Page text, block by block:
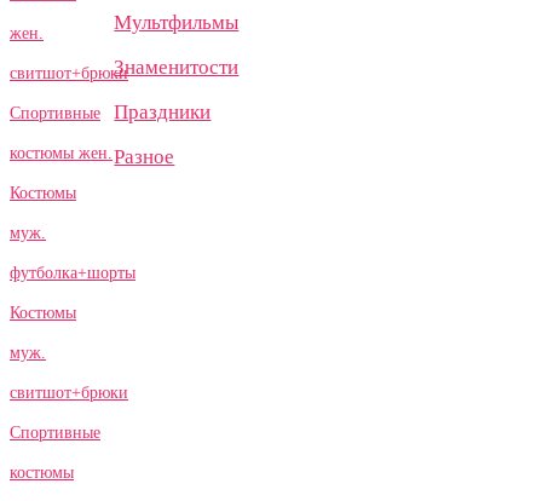
жен.
свитшот+брюки
Спортивные
костюмы жен.
Костюмы
муж.
футболка+шорты
Костюмы
муж.
свитшот+брюки
Спортивные
костюмы
Мультфильмы
Знаменитости
Праздники
Разное